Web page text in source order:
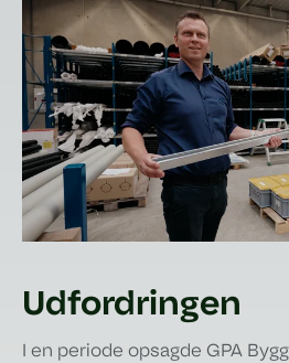
Udfordringen
I en periode opsagde GPA